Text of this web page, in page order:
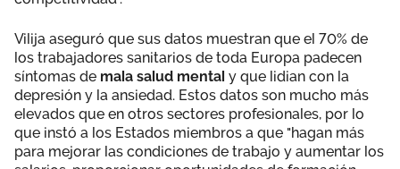
Vilija aseguró que sus datos muestran que el 70% de
los trabajadores sanitarios de toda Europa padecen
síntomas de mala salud mental y que lidian con la
depresión y la ansiedad. Estos datos son mucho más
elevados que en otros sectores profesionales, por lo
que instó a los Estados miembros a que "hagan más
para mejorar las condiciones de trabajo y aumentar los